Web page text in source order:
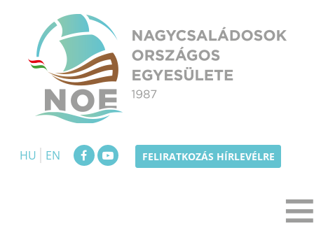
content
HU
EN FELIRATKOZÁS HÍRLEVÉLRE